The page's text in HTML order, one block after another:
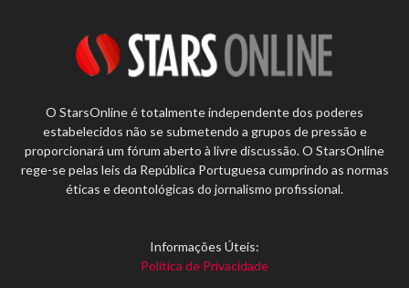
O StarsOnline é totalmente independente dos poderes
estabelecidos não se submetendo a grupos de pressão e
proporcionará um fórum aberto à livre discussão. O StarsOnline
rege-se pelas leis da República Portuguesa cumprindo as normas
éticas e deontológicas do jornalismo profissional.
Informações Úteis:
Política de Privacidade